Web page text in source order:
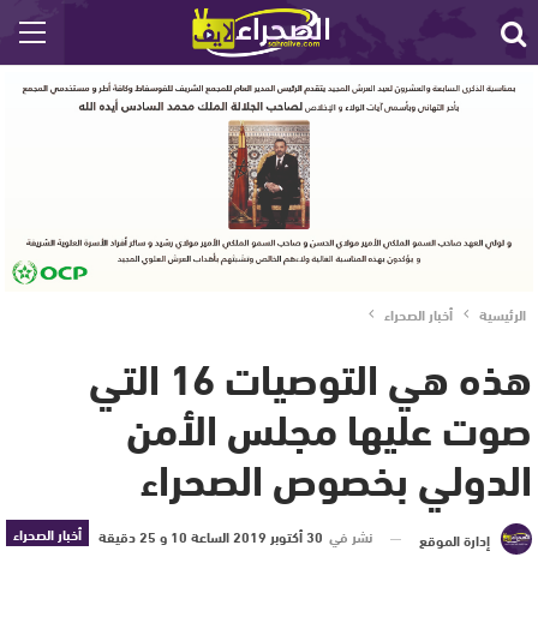
الرئيسية أخبار الصحراء
هذه هي التوصيات 16 التي
صوت عليها مجلس الأمن
الدولي بخصوص الصحراء
أخبار الصحراء إدارة الموقع نشر في 30 أكتوبر 2019 الساعة 10 و 25 دقيقة